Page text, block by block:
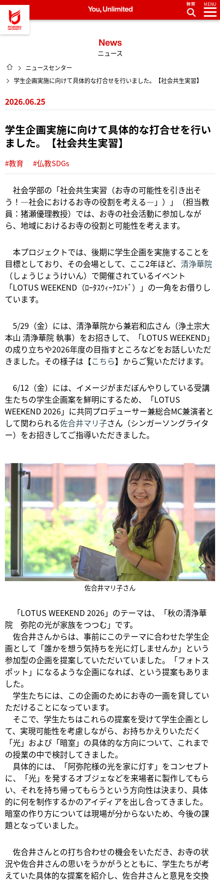
龍谷大学 You, Unlimited
MENU
News
ニュース
HOME
ニュースセンター
学生企画実施に向けて具体的な打合せを行いました。【社会共生実習】
2026.06.25
学生企画実施に向けて具体的な打合せを行い
ました。【社会共生実習】
#教育 #仏教SDGs
社会学部の「社会共生実習（お寺の可能性を引き出そ
う！―社会におけるお寺の役割を考える―」）」（担当教
員：猪瀬優理教授）では、お寺の社会活動に参加しなが
ら、地域におけるお寺の役割と可能性を考えます。
本プロジェクトでは、後期に学生企画を実施することを
目標としており、その会場として、ここ2年ほど、 清浄華院
（しょうじょうけいん）で開催されているイベント
「LOTUS WEEKEND（ﾛｰﾀｽｳｨｰｸｴﾝﾄﾞ）」の一角をお借りし
ています。
5/29（金）には、清浄華院から兼岩和広さん（浄土宗大
本山 清浄華院 執事）をお招きして、「LOTUS WEEKEND」
の成り立ちや2026年度の目指すところなどをお話しいただ
きました。その様子は【こちら】からご覧いただけます。
6/12（金）には、イメージがまだぼんやりしている受講
生たちの学生企画案を鮮明にするため、「LOTUS
WEEKEND 2026」に共同プロデューサー兼総合MC兼演者と
して関わられる佐合井マリ子さん（シンガーソングライタ
ー）をお招きしてご指導いただきました。
佐合井マリ子さん
「LOTUS WEEKEND 2026」のテーマは、「秋の清浄華
院 弥陀の光が家族をつつむ」です。
佐合井さんからは、事前にこのテーマに合わせた学生企
画として「誰かを想う気持ちを光に灯しませんか」という
参加型の企画を提案していただいていました。「フォトス
ポット」になるような企画になれば、という提案もありま
した。
学生たちには、この企画のためにお寺の一画を貸してい
ただけることになっています。
そこで、学生たちはこれらの提案を受けて学生企画とし
て、実現可能性を考慮しながら、お持ちかえりいただく
「光」および「暗室」の具体的な方向について、これまで
の授業の中で検討してきました。
具体的には、「阿弥陀様の光を家に灯す」をコンセプト
に、「光」を発するオブジェなどを来場者に製作してもら
い、それを持ち帰ってもらうという方向性は決まり、具体
的に何を制作するかのアイディアを出し合ってきました。
暗室の作り方については現場が分からないため、今後の課
題となっていました。
佐合井さんとの打ち合わせの機会をいただき、お寺の状
況や佐合井さんの思いをうかがうとともに、学生たちが考
えていた具体的な提案を紹介し、佐合井さんと意見を交換